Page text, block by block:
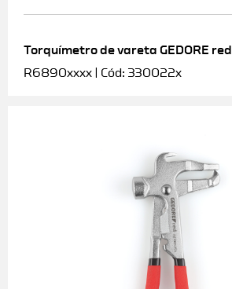
Torquímetro de vareta GEDORE red
R6890xxxx | Cód: 330022x